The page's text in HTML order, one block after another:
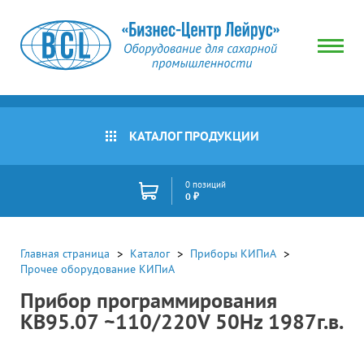
КАТАЛОГ ПРОДУКЦИИ
0 позиций
0 ₽
Главная страница Каталог
Приборы КИПиА
Прочее оборудование КИПиА
Прибор программирования
КВ95.07 ~110/220V 50Hz 1987г.в.